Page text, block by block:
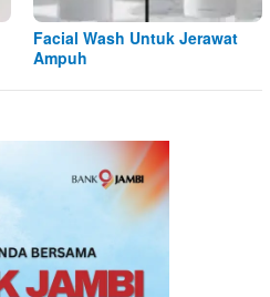
Facial Wash Untuk Jerawat
Ampuh